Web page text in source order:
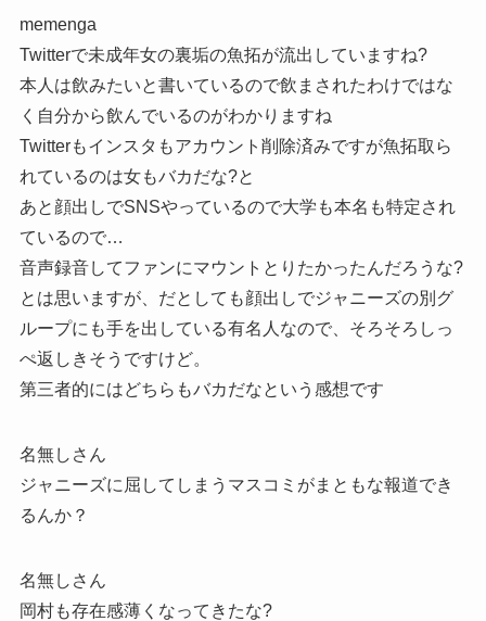
memenga
Twitterで未成年女の裏垢の魚拓が流出していますね?
本人は飲みたいと書いているので飲まされたわけではな
く自分から飲んでいるのがわかりますね
Twitterもインスタもアカウント削除済みですが魚拓取ら
れているのは女もバカだな?と
あと顔出しでSNSやっているので大学も本名も特定され
ているので…
音声録音してファンにマウントとりたかったんだろうな?
とは思いますが、だとしても顔出しでジャニーズの別グ
ループにも手を出している有名人なので、そろそろしっ
ぺ返しきそうですけど。
第三者的にはどちらもバカだなという感想です
名無しさん
ジャニーズに屈してしまうマスコミがまともな報道でき
るんか？
名無しさん
岡村も存在感薄くなってきたな?